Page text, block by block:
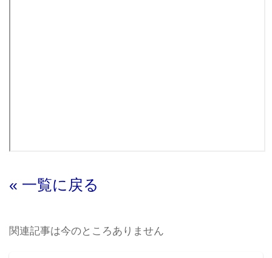
« 一覧に戻る
関連記事は今のところありません